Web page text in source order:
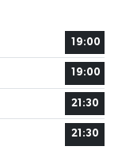
19:00
19:00
21:30
21:30